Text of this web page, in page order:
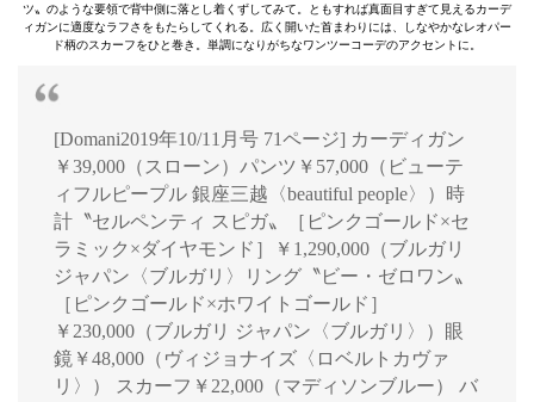
ツ〟のような要領で背中側に落とし着くずしてみて。ともすれば真面目すぎて見えるカーデ
ィガンに適度なラフさをもたらしてくれる。広く開いた首まわりには、しなやかなレオパー
ド柄のスカーフをひと巻き。単調になりがちなワンツーコーデのアクセントに。
[Domani2019年10/11月号 71ページ] カーディガン
￥39,000（スローン）パンツ￥57,000（ビューテ
ィフルピープル 銀座三越〈beautiful people〉）時
計〝セルペンティ スピガ〟［ピンクゴールド×セ
ラミック×ダイヤモンド］￥1,290,000（ブルガリ
ジャパン〈ブルガリ〉リング〝ビー・ゼロワン〟
［ピンクゴールド×ホワイトゴールド］
￥230,000（ブルガリ ジャパン〈ブルガリ〉）眼
鏡￥48,000（ヴィジョナイズ〈ロベルトカヴァ
リ〉） スカーフ￥22,000（マディソンブルー） バ